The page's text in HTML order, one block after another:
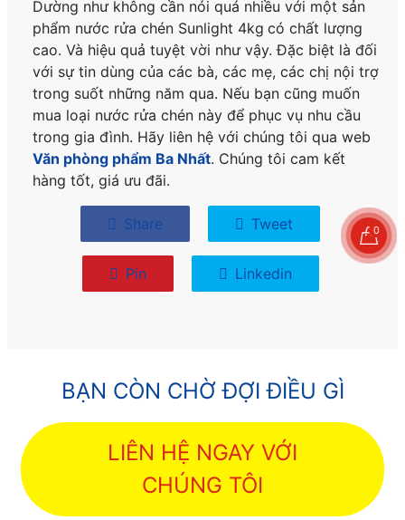
Dường như không cần nói quá nhiều với một sản
phẩm nước rửa chén Sunlight 4kg có chất lượng
cao. Và hiệu quả tuyệt vời như vậy. Đặc biệt là đối
với sự tin dùng của các bà, các mẹ, các chị nội trợ
trong suốt những năm qua. Nếu bạn cũng muốn
mua loại nước rửa chén này để phục vụ nhu cầu
trong gia đình. Hãy liên hệ với chúng tôi qua web
Văn phòng phẩm Ba Nhất. Chúng tôi cam kết
hàng tốt, giá ưu đãi.
Share Tweet
Pin Linkedin
BẠN CÒN CHỜ ĐỢI ĐIỀU GÌ
LIÊN HỆ NGAY VỚI
CHÚNG TÔI
0